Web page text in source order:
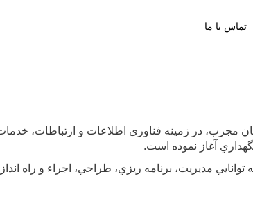
تماس با ما
۱۳۸۵ با مجموعه ای توانمند از کارشناسان مجرب، در زمينه فناوری اطلاعات و
آغاز نموده است.
مديريت، برنامه ريزي، طراحي، اجراء و راه